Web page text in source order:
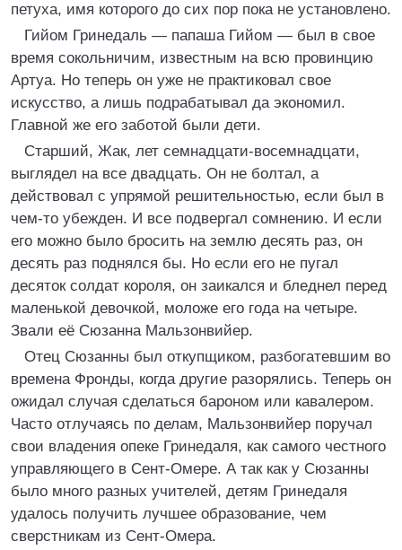
петуха, имя которого до сих пор пока не установлено.
Гийом Гринедаль — папаша Гийом — был в свое
время сокольничим, известным на всю провинцию
Артуа. Но теперь он уже не практиковал свое
искусство, а лишь подрабатывал да экономил.
Главной же его заботой были дети.
Старший, Жак, лет семнадцати-восемнадцати,
выглядел на все двадцать. Он не болтал, а
действовал с упрямой решительностью, если был в
чем-то убежден. И все подвергал сомнению. И если
его можно было бросить на землю десять раз, он
десять раз поднялся бы. Но если его не пугал
десяток солдат короля, он заикался и бледнел перед
маленькой девочкой, моложе его года на четыре.
Звали её Сюзанна Мальзонвийер.
Отец Сюзанны был откупщиком, разбогатевшим во
времена Фронды, когда другие разорялись. Теперь он
ожидал случая сделаться бароном или кавалером.
Часто отлучаясь по делам, Мальзонвийер поручал
свои владения опеке Гринедаля, как самого честного
управляющего в Сент-Омере. А так как у Сюзанны
было много разных учителей, детям Гринедаля
удалось получить лучшее образование, чем
сверстникам из Сент-Омера.